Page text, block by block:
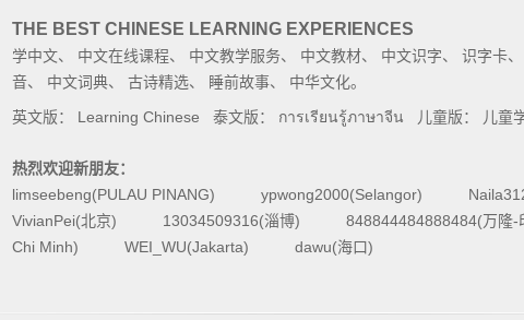
THE BEST CHINESE LEARNING EXPERIENCES
学中文、 中文在线课程、 中文教学服务、 中文教材、 中文识字、 识字卡、
音、 中文词典、 古诗精选、 睡前故事、 中华文化。
英文版： Learning Chinese 泰文版： การเรียนรู้ภาษาจีน 儿童版： 儿童
热烈欢迎新朋友：
limseebeng(PULAU PINANG)
ypwong2000(Selangor)
VivianPei(北京)
13034509316(淄博) 848844484888484(万隆-
Chi Minh)
WEI_WU(Jakarta) dawu(海口)